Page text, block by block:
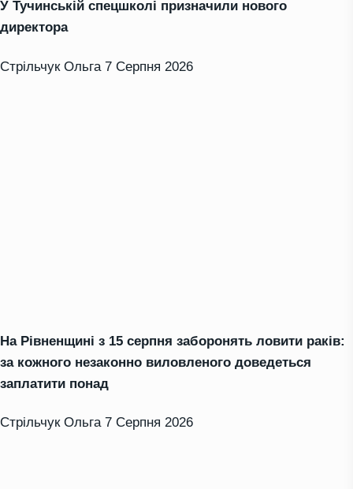
У Тучинській спецшколі призначили нового
директора
Стрільчук Ольга 7 Серпня 2026
На Рівненщині з 15 серпня заборонять ловити раків:
за кожного незаконно виловленого доведеться
заплатити понад
Стрільчук Ольга 7 Серпня 2026